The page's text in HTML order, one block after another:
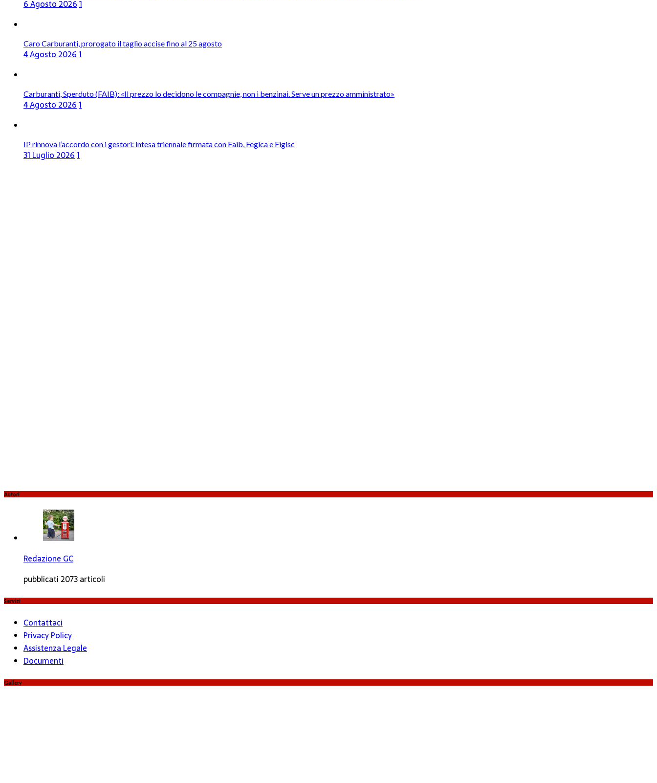
6 Agosto 20261
Caro Carburanti, prorogato il taglio accise fino al 25 agosto
4 Agosto 20261
Carburanti, Sperduto (FAIB): «Il prezzo lo decidono le compagnie, non i benzinai. Serve un prezzo amministrato»
4 Agosto 20261
IP rinnova l’accordo con i gestori: intesa triennale firmata con Faib, Fegica e Figisc
31 Luglio 20261
Autori
Redazione GC
pubblicati 2073 articoli
Servizi
Contattaci
Privacy Policy
Assistenza Legale
Documenti
Gallery